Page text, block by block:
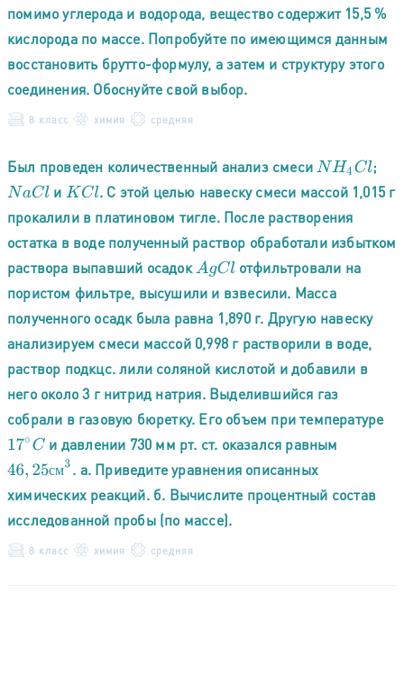
помимо углерода и водорода, вещество содержит 15,5 %
кислорода по массе. Попробуйте по имеющимся данным
восстановить брутто-формулу, а затем и структуру этого
соединения. Обоснуйте свой выбор.
8 класс химия средняя
Был проведен количественный анализ смеси NH4Cl
;
NaCl и KCl . С этой целью навеску смеси массой 1,015 г
прокалили в платиновом тигле. После растворения
остатка в воде полученный раствор обработали избытком
раствора выпавший осадокAgCl отфильтровали на
пористом фильтре, высушили и взвесили. Масса
полученного осадк была равна 1,890 г. Другую навеску
анализируем смеси массой 0,998 г растворили в воде,
раствор подкцс. лили соляной кислотой и добавили в
него около 3 г нитрид натрия. Выделившийся газ
собрали в газовую бюретку. Его объем при температуре
17∘C и давлении 730 мм рт. ст. оказался равным
см
46,25см3 . а. Приведите уравнения описанных
химических реакций. б. Вычислите процентный состав
исследованной пробы (по массе).
8 класс химия средняя